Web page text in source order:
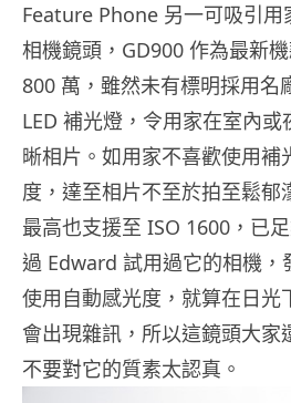
Feature Phone 另一可吸引用
相機鏡頭，GD900 作為最新
800 萬，雖然未有標明採用名
LED 補光燈，令用家在室內
晰相片。如用家不喜歡使用補
度，達至相片不至於拍至鬆郁
最高也支援至 ISO 1600，已
過 Edward 試用過它的相機，
使用自動感光度，就算在日光
會出現雜訊，所以這鏡頭大家
不要對它的質素太認真。